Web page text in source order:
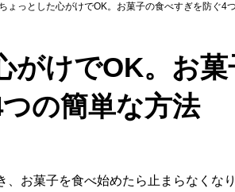
ちょっとした心がけでOK。お菓子の食べすぎを防ぐ4
がけでOK。お菓
の簡単な方法
、お菓子を食べ始めたら止まらなくな